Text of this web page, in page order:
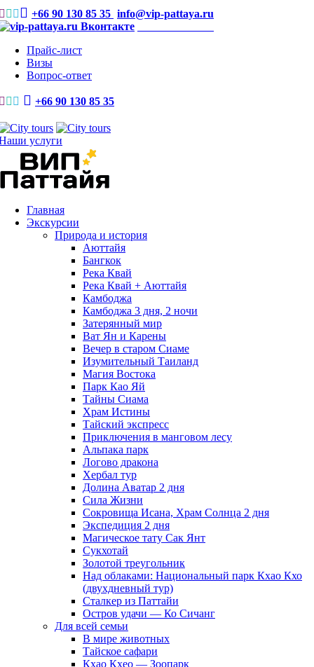
+66 90 130 85 35 info@vip-pattaya.ru
Прайс-лист
Визы
Вопрос-ответ
+66 90 130 85 35
услуги
Главная
Экскурсии
Природа и история
Аюттайя
Бангкок
Река Квай
Река Квай + Аюттайя
Камбоджа
Камбоджа 3 дня, 2 ночи
Затерянный мир
Ват Ян и Карены
Вечер в старом Сиаме
Изумительный Таиланд
Магия Востока
Парк Као Яй
Тайны Сиама
Храм Истины
Тайский экспресс
Приключения в манговом лесу
Альпака парк
Логово дракона
Хербал тур
Долина Аватар 2 дня
Сила Жизни
Сокровища Исана, Храм Солнца 2 дня
Экспедиция 2 дня
Магическое тату Cак Янт
Сукхотай
Золотой треугольник
Над облаками: Национальный парк Кхао Кхо
(двухдневный тур)
Сталкер из Паттайи
Остров удачи — Ко Сичанг
Для всей семьи
В мире животных
Тайское сафари
Кхао Кхео — Зоопарк